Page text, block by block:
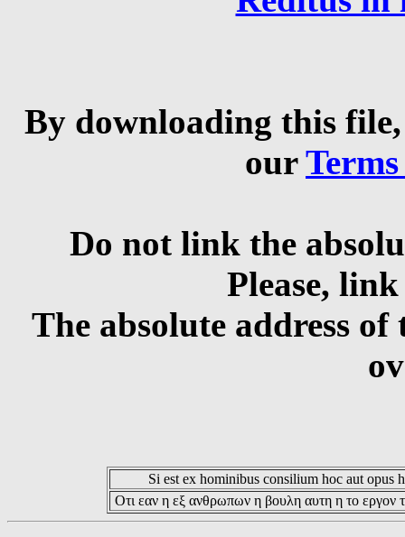
By downloading this
our
Do not link the
Please,
The absolute address
Si est ex hominibus consilium hoc aut opus
Οτι εαν η εξ ανθρωπων η βουλη αυτη η το εργον